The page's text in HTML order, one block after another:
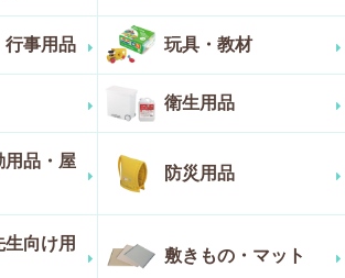
行事用品 玩具・教材
衛生用品
用品・屋
防災用品
向け用
敷きもの・マット